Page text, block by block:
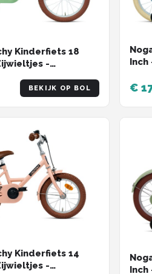
Kinderfiets 18
-
& V-Brake -
BEKIJK OP BOL €
Kinderfiets 14
-